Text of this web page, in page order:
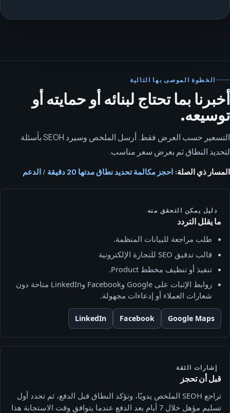
الخطوة الموصى بها التالية
أخبرنا بما تحتاج لبنائه أو حمايته أو
توسيعه.
التسعير حسب العرض فقط. أرسل الملخص وسيرد SEOH بأسئلة
لتحديد النطاق ثم بعرض سعر مناسب.
المسار ذي الصلة: احجز مكالمة تحديد نطاق مدتها 20 دقيقة / الدعم
دليل يمكن التحقق منه
ما يقلل التردد
طلب مراجعة للبيانات المنظمة.
قالب تدقيق SEO للتجارة الإلكترونية
تنفيذ أو تنظيف مخطط Product.
روابط الإثبات على Google وFacebook وLinkedIn متاحة دون
شعارات العملاء أو إدعاءات مجهولة.
Google Maps
Facebook
LinkedIn
إشارات الثقة
قبل أن تحجز
تراجع SEOH الملخص يدويًا، وتؤكد النطاق قبل الدفع، ثم تحدد أول
تسليم مؤهل خلال 7 أيام بعد الدفع عندما يتوافق وقت الاستجابة هذا